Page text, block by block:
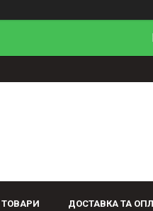
ТОВАРИ ДОСТАВКА ТА